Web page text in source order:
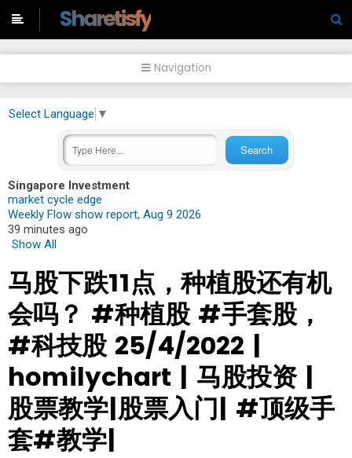
Sharetisfy
Navigation
Select Language ▼
Singapore Investment
market cycle edge
Weekly Flow show report, Aug 9 2026
39 minutes ago
Show All
马股下跌11点，种植股还有机
会吗？ #种植股 #手套股，
#科技股 25/4/2022 |
homilychart | 马股投资 |
股票教学|股票入门| #顶级手
套#教学|